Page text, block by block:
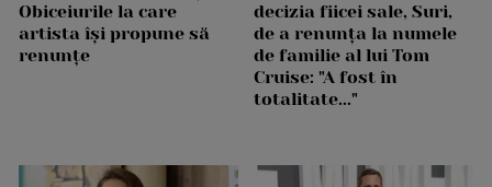
Obiceiurile la care
artista își propune să
renunțe
decizia fiicei sale, Suri,
de a renunța la numele
de familie al lui Tom
Cruise: "A fost în
totalitate..."